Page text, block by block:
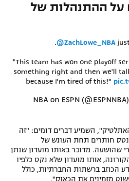
על ההתנהלות של
.@ZachLowe_NBAjust
"This team has won one playoff
something right and then we'll
because I'm tired of this!"
השמיע דברים דומים: "זה
חותרים תחת העונש של
שהושעה. מדובר באותו מועדון שנתן
הקורונה, אותו מועדון שלא נקט כלפיו
הכוזב ברשתות החברתיות, כולל
מזמינים את הכאוס".